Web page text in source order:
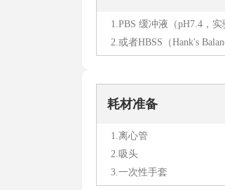
1.PBS 缓冲液（pH7.4，
2.或者HBSS（Hank's
耗材准备
1.离心管
2.吸头
3.一次性手套